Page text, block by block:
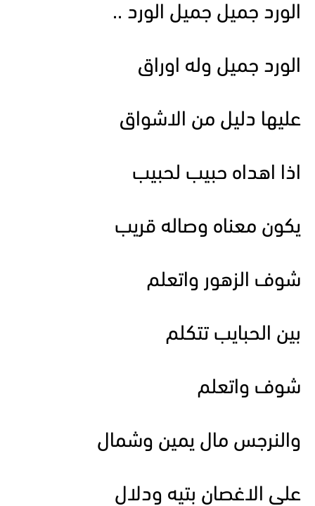
الورد جميل جميل الورد ..
الورد جميل وله اوراق
عليها دليل من الاشواق
اذا اهداه حبيب لحبيب
يكون معناه وصاله قريب
شوف الزهور واتعلم
بين الحبايب تتكلم
شوف واتعلم
والنرجس مال يمين وشمال
على الاغصان بتيه ودلال